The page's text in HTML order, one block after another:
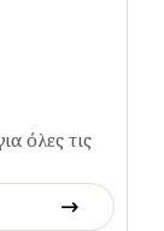
όλες τις